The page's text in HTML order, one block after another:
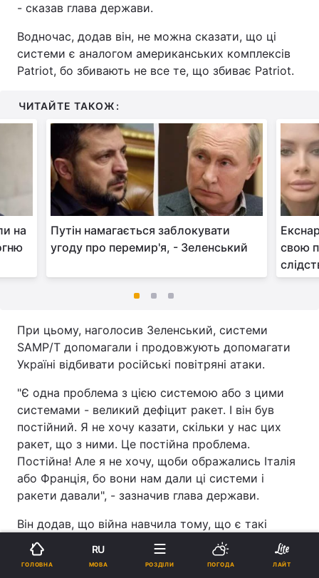
- сказав глава держави.
Водночас, додав він, не можна сказати, що ці
системи є аналогом американських комплексів
Patriot, бо збивають не все те, що збиває Patriot.
ЧИТАЙТЕ ТАКОЖ:
на
Путін намагається заблокувати
угоду про перемир'я, - Зеленський
свою
При цьому, наголосив Зеленський, системи
SAMP/T допомагали і продовжують допомагати
Україні відбивати російські повітряні атаки.
"Є одна проблема з цією системою або з цими
системами - великий дефіцит ракет. І він був
постійний. Я не хочу казати, скільки у нас цих
ракет, що з ними. Це постійна проблема.
Постійна! Але я не хочу, щоби ображались Італія
або Франція, бо вони нам дали ці системи і
ракети давали", - зазначив глава держави.
Він додав, що війна навчила тому, що є такі
системи, щодо виробництва яких Україна не
отримала ліцензій.
ГОЛОВНА
RU
МОВА РОЗДІЛИ ПОГОДА ЛАЙТ